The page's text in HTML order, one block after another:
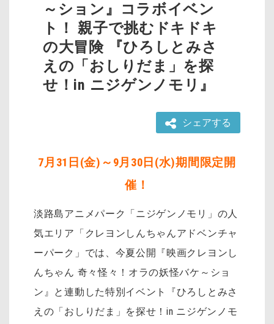
～ション』コラボイベン
ト！ 親子で挑むドキドキ
の大冒険 『ひろしとみさ
えの「おしりだま」を探
せ！in ニジゲンノモリ』
シェアする
7月31日(金)～9月30日(水)期間限定開
催！
淡路島アニメパーク「ニジゲンノモリ」の人
気エリア「クレヨンしんちゃんアドベンチャ
ーパーク」では、今夏公開『映画クレヨンし
んちゃん 奇々怪々！オラの妖怪バケ～ショ
ン』と連動した特別イベント『ひろしとみさ
えの「おしりだま」を探せ！in ニジゲンノモ